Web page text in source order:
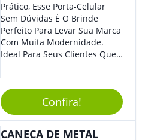
Prático, Esse Porta-Celular
Sem Dúvidas É O Brinde
Perfeito Para Levar Sua Marca
Com Muita Modernidade.
Ideal Para Seus Clientes Que
Sua Empresa Terá O Grande
Destaque Merecido.
Confira!
CANECA DE METAL